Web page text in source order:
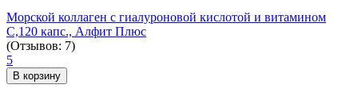
Морской коллаген с гиалуроновой кислотой и витамином
С,120 капс., Алфит Плюс
(Отзывов: 7)
5
В корзину